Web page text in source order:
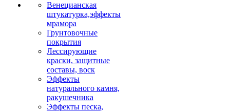
Венецианская
штукатурка,эффекты
мрамора
Грунтовочные
покрытия
Лессирующие
краски, защитные
составы, воск
Эффекты
натурального камня,
ракушечника
Эффекты песка,